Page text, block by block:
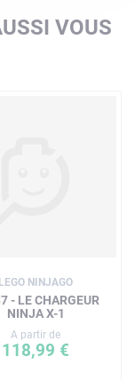
VOUS
LEGO NINJAGO
- LE CHARGEUR
NINJA X-1
A partir de
118,99 €